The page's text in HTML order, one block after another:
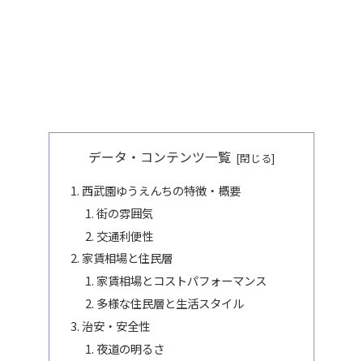
データ・コンテンツ一覧
西武園ゆうえんちの特徴・概要
街の雰囲気
交通利便性
家賃相場と住民層
家賃相場とコストパフォーマンス
多様な住民層と生活スタイル
治安・安全性
夜道の明るさ